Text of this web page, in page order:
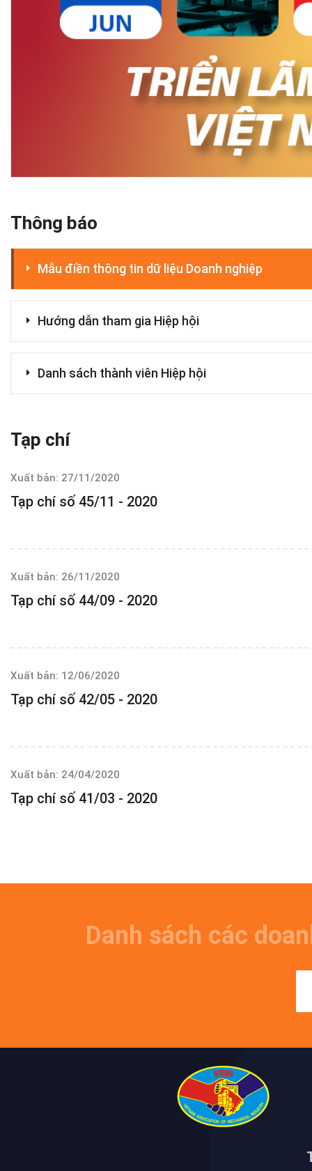
Thông báo
Mẫu điền thông tin dữ liệu Doanh nghiệp
Hướng dẫn tham gia Hiệp hội
Danh sách thành viên Hiệp hội
Tạp chí
Xuất bản: 27/11/2020
Tạp chí số 45/11 - 2020
Xuất bản: 26/11/2020
Tạp chí số 44/09 - 2020
Xuất bản: 12/06/2020
Tạp chí số 42/05 - 2020
Xuất bản: 24/04/2020
Tạp chí số 41/03 - 2020
Danh sách các